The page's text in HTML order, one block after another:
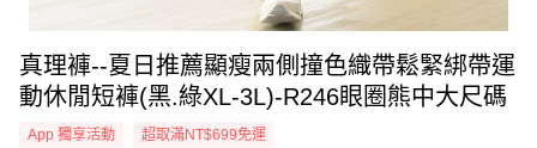
真理褲--夏日推薦顯瘦兩側撞色織帶鬆緊綁帶運
動休閒短褲(黑.綠XL-3L)-R246眼圈熊中大尺碼
App 獨享活動 超取滿NT$699免運